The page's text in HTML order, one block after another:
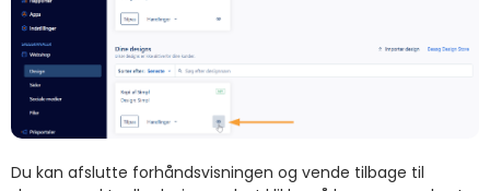
Du kan afslutte forhåndsvisningen og vende tilbage til